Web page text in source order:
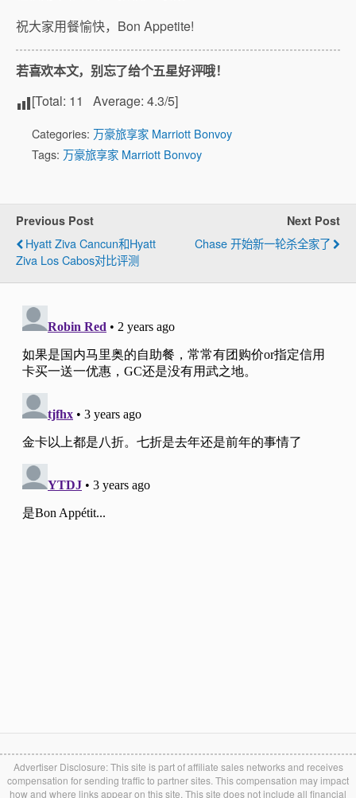
祝大家用餐愉快，Bon Appetite!
若喜欢本文，别忘了给个五星好评哦！
[Total: 11 Average: 4.3/5]
Categories: 万豪旅享家 Marriott Bonvoy
Tags: 万豪旅享家 Marriott Bonvoy
Previous Post
Hyatt Ziva Cancun和Hyatt
Ziva Los Cabos对比评测
Next Post
Chase 开始新一轮杀全家了
Advertiser Disclosure: This site is part of affiliate sales networks and receives
compensation for sending traffic to partner sites. This compensation may impact
how and where links appear on this site. This site does not include all financial